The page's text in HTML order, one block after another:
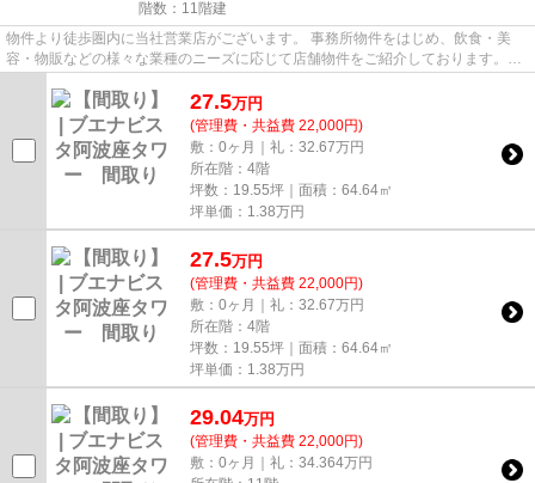
階数：11階建
物件より徒歩圏内に当社営業店がございます。 事務所物件をはじめ、飲食・美
容・物販などの様々な業種のニーズに応じて店舗物件をご紹介しております。
尚、弊社ではおとり広告は一切...
27.5万円
(管理費・共益費 22,000円)
敷：0ヶ月｜礼：32.67万円
所在階：4階
坪数：19.55坪｜面積：64.64㎡
坪単価： 1.38万円
27.5万円
(管理費・共益費 22,000円)
敷：0ヶ月｜礼：32.67万円
所在階：4階
坪数：19.55坪｜面積：64.64㎡
坪単価： 1.38万円
29.04万円
(管理費・共益費 22,000円)
敷：0ヶ月｜礼：34.364万円